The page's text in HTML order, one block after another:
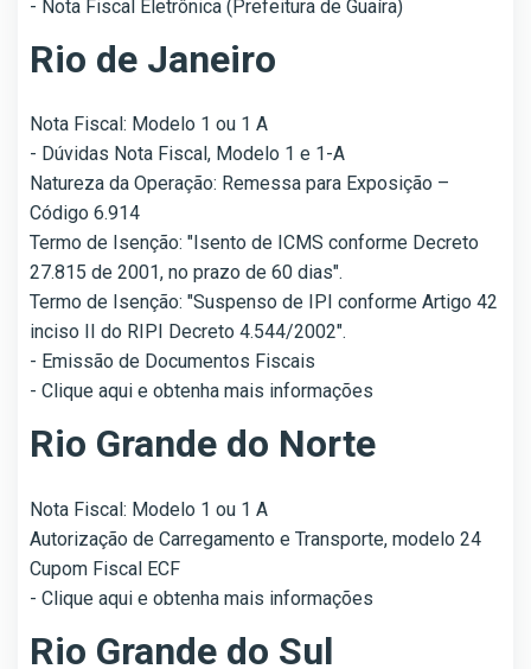
- Nota Fiscal Eletrônica (Prefeitura de Guaíra)
Rio de Janeiro
Nota Fiscal: Modelo 1 ou 1 A
- Dúvidas Nota Fiscal, Modelo 1 e 1-A
Natureza da Operação: Remessa para Exposição –
Código 6.914
Termo de Isenção: "Isento de ICMS conforme Decreto
27.815 de 2001, no prazo de 60 dias".
Termo de Isenção: "Suspenso de IPI conforme Artigo 42
inciso II do RIPI Decreto 4.544/2002".
- Emissão de Documentos Fiscais
- Clique aqui e obtenha mais informações
Rio Grande do Norte
Nota Fiscal: Modelo 1 ou 1 A
Autorização de Carregamento e Transporte, modelo 24
Cupom Fiscal ECF
- Clique aqui e obtenha mais informações
Rio Grande do Sul